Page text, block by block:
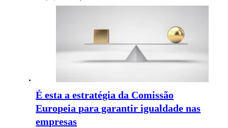
É esta a estratégia da Comissão
Europeia para garantir igualdade nas
empresas